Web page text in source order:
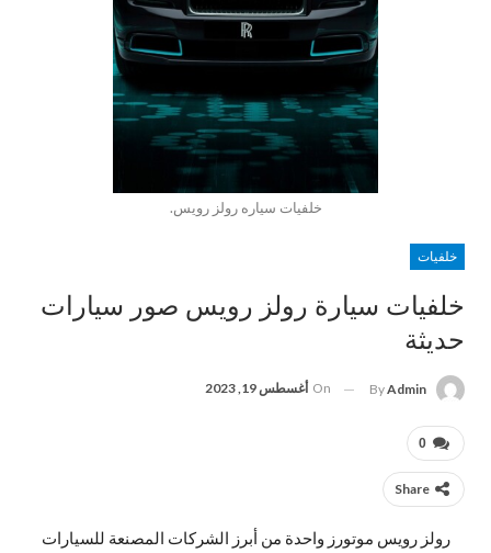
خلفيات سياره رولز رويس.
خلفيات
خلفيات سيارة رولز رويس صور سيارات
حديثة
ByAdmin
On أغسطس 19, 2023
0
Share
رولز رويس موتورز واحدة من أبرز الشركات المصنعة للسيارات